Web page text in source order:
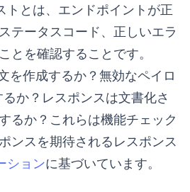
トとは、エンドポイントが正
テータスコード、正しいエラ
とを確認することです。
を作成するか？無効なペイロ
か？レスポンスは文書化さ
るか？これらは機能チェック
ンスを期待されるレスポンス
ションに基づいています。